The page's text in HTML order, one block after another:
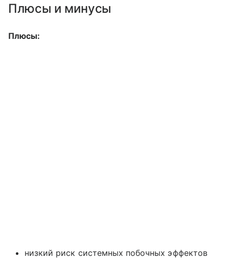
Плюсы и минусы
Плюсы:
низкий риск системных побочных эффектов